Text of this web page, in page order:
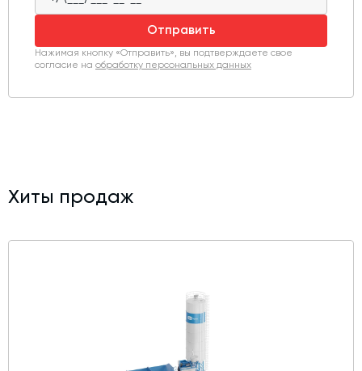
Отправить
Нажимая кнопку «Отправить», вы подтверждаете свое
согласие на обработку персональных данных
Хиты продаж